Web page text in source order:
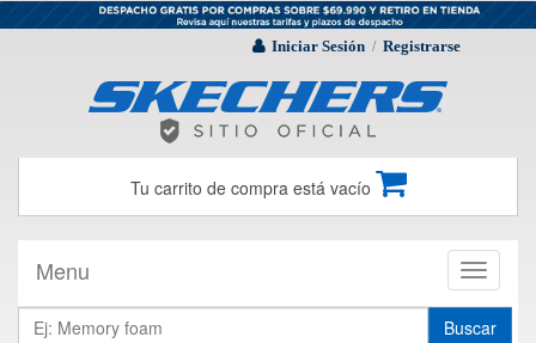
Iniciar Sesión / Registrarse
Tu carrito de compra está vacío
Toggle
Menu
Buscar